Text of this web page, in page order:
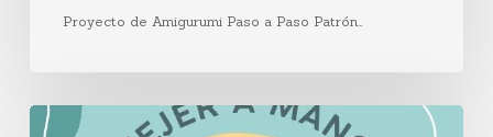
Proyecto de Amigurumi Paso a Paso Patrón…
Lo